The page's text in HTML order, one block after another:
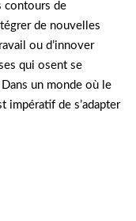
contours de
de nouvelles
ou d’innover
qui osent se
un monde où le
impératif de s’adapter